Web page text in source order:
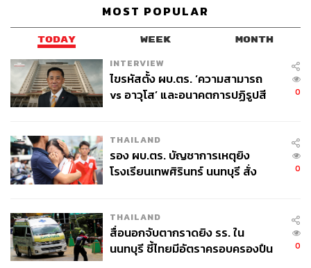
อย่างไรก็ตาม ทีมวิจัยของออกซ์ฟอร์ดยืนยันว่าจำเป็นต้องมี
การวิจัยเพิ่มเติมก่อนจะยืนยันว่า วัคซีนนั้นสามารถต้านทาน
เชื้อไวรัสโคโรนา 2019 ได้อย่างมีประสิทธิภาพ ตลอดจน
ตรวจสอบว่า วัคซีนนั้นสามารถปกป้องร่างกายจากไวรัสได้
นานแค่ไหน
เวลานี้ (21 กรกฎาคม 2020) ทีมวิจัยของออกซ์ฟอร์ดได้เริ่ม
ตัวอย่างในสหราชอาณาจักรเพิ่มเป็น 10,000 คน และได้
ขยายการทดลองไปยังต่างประเทศด้วย เนื่องจากอัตราการติด
เชื้อในสหราชอาณาจักรตอนนี้ค่อนข้างต่ำ ทำให้ยากต่อการ
ในแอฟริกาใต้และบราซิลแล้ว และจะเริ่มการทดลองในกลุ่ม
ตัวอย่าง 30,000 คน ในสหรัฐฯ เดือนสิงหาคมนี้
– ทีมวิจัยของบริษัท CanSino Biologics จากจีน ที่ร่วมมือกับ
MOST POPULAR
TODAY WEEK MONTH
INTERVIEW
ไขรหัสตั้ง ผบ.ตร. ‘ความสามารถ
vs อาวุโส’ และอนาคตการปฏิรูปสี
0
THAILAND
รอง ผบ.ตร. บัญชาการเหตุยิง
โรงเรียนเทพศิรินทร์ นนทบุรี สั่ง
0
THAILAND
สื่อนอกจับตากราดยิง รร. ใน
นนทบุรี ชี้ไทยมีอัตราครอบครองปืน
0